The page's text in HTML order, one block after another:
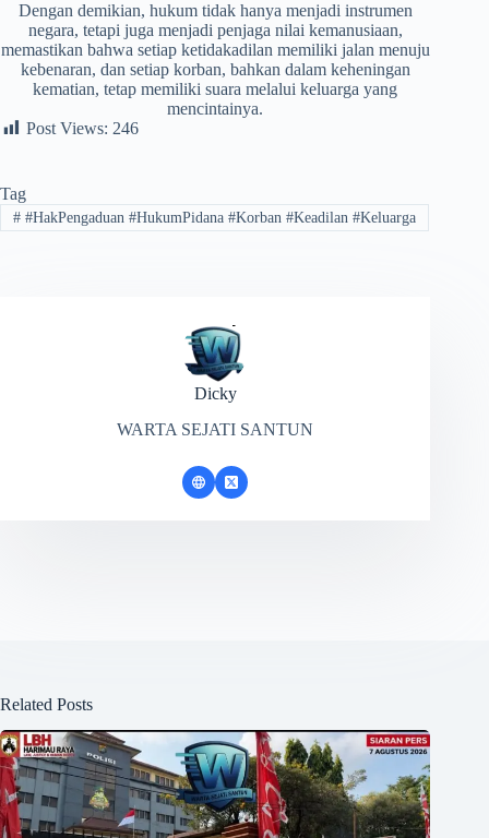
Dengan demikian, hukum tidak hanya menjadi instrumen
negara, tetapi juga menjadi penjaga nilai kemanusiaan,
memastikan bahwa setiap ketidakadilan memiliki jalan menuju
kebenaran, dan setiap korban, bahkan dalam keheningan
kematian, tetap memiliki suara melalui keluarga yang
mencintainya.
Post Views: 246
Tag
##HakPengaduan ​#HukumPidana ​#Korban ​#Keadilan ​#Keluarga
Dicky
WARTA SEJATI SANTUN
Related Posts